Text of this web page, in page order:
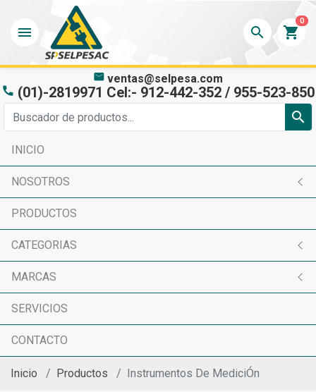
menu search shopping_cart
0
mail ventas@selpesa.com
phone (01)-2819971 Cel:- 912-442-352 / 955-523-850
search
INICIO
NOSOTROS
PRODUCTOS
CATEGORIAS
MARCAS
SERVICIOS
CONTACTO
Inicio Productos Instrumentos De MediciÓn